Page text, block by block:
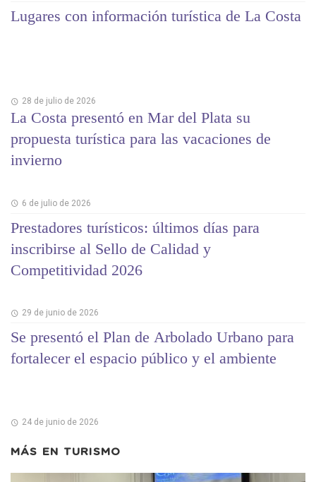
Lugares con información turística de La Costa
28 de julio de 2026
La Costa presentó en Mar del Plata su
propuesta turística para las vacaciones de
invierno
6 de julio de 2026
Prestadores turísticos: últimos días para
inscribirse al Sello de Calidad y
Competitividad 2026
29 de junio de 2026
Se presentó el Plan de Arbolado Urbano para
fortalecer el espacio público y el ambiente
24 de junio de 2026
MÁS EN TURISMO